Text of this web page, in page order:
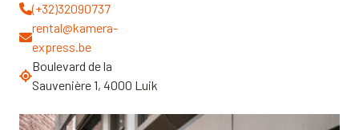
(+32)32090737
rental@kamera-
express.be
Boulevard de la
Sauvenière 1, 4000 Luik